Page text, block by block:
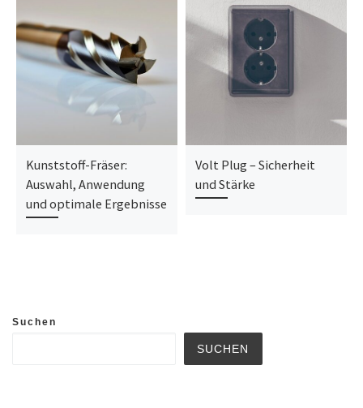
Kunststoff-Fräser:
Auswahl, Anwendung
und optimale Ergebnisse
Volt Plug – Sicherheit
und Stärke
Suchen
SUCHEN